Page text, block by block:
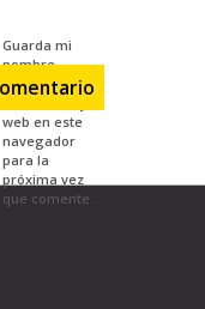
Guarda mi
nombre,
correo
web en este
navegador
para la
próxima vez
que comente.